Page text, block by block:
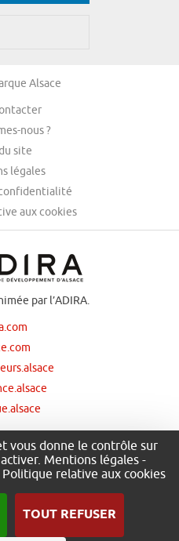
Alsace
nous ?
site
légales
aux cookies
par l’ADIRA.
financeurs
vous donne le contrôle sur
Mentions légales-
Politique relative aux cookies
TOUT REFUSER